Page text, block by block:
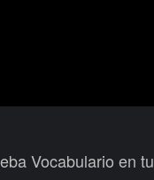
Vocabulario en tu